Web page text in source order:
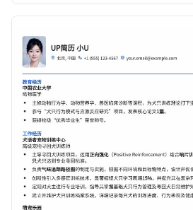
训练、宠物赛事等领域发展的专业人